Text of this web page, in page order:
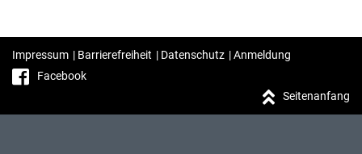
Impressum | Barrierefreiheit | Datenschutz |Anmeldung
Facebook
Seitenanfang